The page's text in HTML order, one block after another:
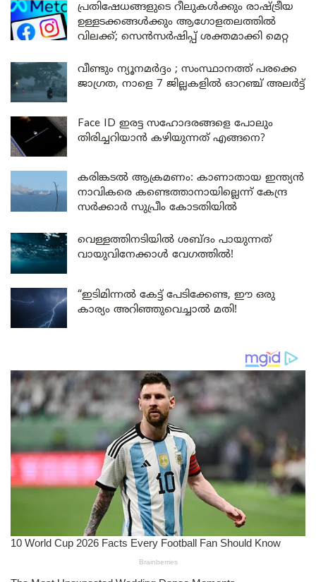
പ്രതിഷേധങ്ങളുടെ റീലുകൾക്കും രാഷ്ട്രീയ
ഉള്ളടക്കങ്ങൾക്കും ആഗോളതലത്തിൽ
വിലക്ക്; സെൻസർഷിപ്പ് ശക്തമാക്കി മെറ്റ
വീണ്ടും ന്യൂനമർദ്ദം ; സംസ്ഥാനത്ത് പരക്കെ
ജാഗ്രത, നാളെ 7 ജില്ലകളിൽ ഓറഞ്ച് അലർട്ട്
Face ID ഇരട്ട സഹോദരങ്ങളെ പോലും
തിരിച്ചറിയാൻ കഴിയുന്നത് എങ്ങനെ?
കരിങ്കടൽ ആക്രമണം: കാണാതായ ഇന്ത്യൻ
നാവികരെ കണ്ടെത്താനായില്ലെന്ന് കേന്ദ്ര
സർക്കാർ സുപ്രീം കോടതിയിൽ
വെള്ളത്തിനടിയിൽ ശബ്ദം പായുന്നത്
വായുവിനേക്കാൾ വേഗത്തിൽ!
“ഇടിമിന്നൽ കേട്ട് പേടിക്കേണ്ട, ഈ ഒരു
കാര്യം അറിഞ്ഞുവെച്ചാൽ മതി!